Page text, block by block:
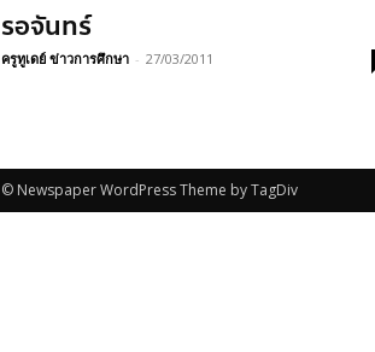
รอจันทร์
ครูทูเดย์ ข่าวการศึกษา - 27/03/2011
© Newspaper WordPress Theme by TagDiv